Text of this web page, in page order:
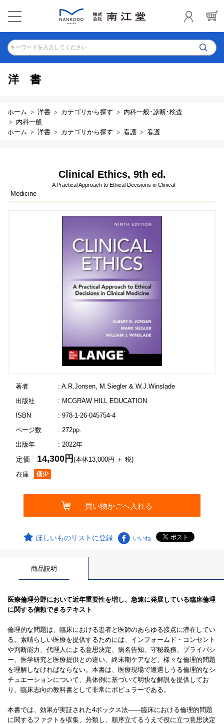
キーワードを入力してください
洋書
ホーム 洋書 カテゴリから探す
内科一般･診断･検査
内科一般
ホーム
洋書 カテゴリから探す 看護 看護
Clinical Ethics, 9th ed.
- A Practical Approach to Ethical Decisions in Clinical
Medicine
著者
: A.R.Jonsen, M.Siegler & W.J.Winslade
出版社
: MCGRAW HILL EDUCATION
ISBN
: 978-1-26-045754-4
ページ数
: 272pp.
出版年
: 2022年
在庫
定価 14,300円(本体13,000円 ＋ 税)
ほしいものリストに登録 いいね
商品説明
医療倫理分野において近年重要性を増し、急速に発展している臨床倫理
に関する信頼できるテキスト
倫理的な問題は、臨床における患者と医師のあらゆる接点に潜在してい
る。素晴らしい医療を提供するためには、インフォームド・コンセント
や判断能力、代理人による意思決定、病名告知、守秘義務、プライバシ
ー、医学研究と医療提供との違い、終末期ケアなど、様々な倫理的問題
を理解しなければならない。本書は、医療現場で遭遇しうる倫理的なシ
チュエーションについて、具体例に基づいて明快な解説を提供してお
り、臨床志向の教科書として非常にポピュラーである。
本書では、効果が実証された4ボックス法――臨床における倫理的問題
に関するファクトを収集、分類し、順序立てるうえで役に立つ意思決定